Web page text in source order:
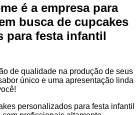
é a empresa para
busca de cupcakes
para festa infantil
de qualidade na produção de seus
único e uma apresentação linda
personalizados para festa infantil